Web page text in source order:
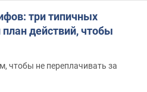
три типичных
действий, чтобы
чтобы не переплачивать за